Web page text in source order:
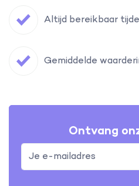
Altijd bereikbaar
Gemiddelde
Ontvang